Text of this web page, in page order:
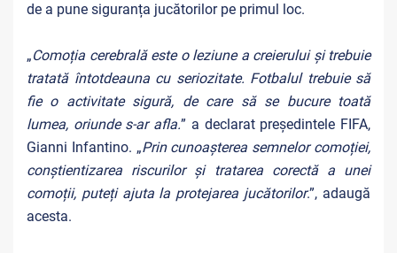
de a pune siguranța jucătorilor pe primul loc.
„Comoția cerebrală este o leziune a creierului și trebuie
tratată întotdeauna cu seriozitate. Fotbalul trebuie să
fie o activitate sigură, de care să se bucure toată
lumea, oriunde s-ar afla.” a declarat președintele FIFA,
Gianni Infantino. „Prin cunoașterea semnelor comoției,
conștientizarea riscurilor și tratarea corectă a unei
comoții, puteți ajuta la protejarea jucătorilor.”, adaugă
acesta.